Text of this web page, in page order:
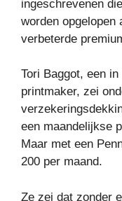
ingeschrevenen
worden opgelopen
verbeterde
Tori Baggot, een
printmaker, zei
een maandelijkse
Maar met een
200 per maand.
Ze zei dat zonder